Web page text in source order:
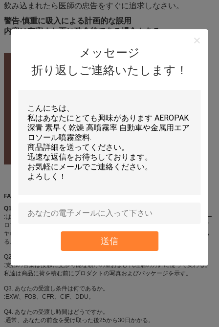
メッセージ
折り返しご連絡いたします！
送信
飲み込まれたら医師の忠告をすぐに追求しなさい。
警告-慎重に吸入による計画的な誤用
内容は有害また更に致命的である場合もある。
FAQ
Q1.
製造業者であるか。
:はい、私達はシンセンの私そっくりの良い化学薬品カーケア プロダクトのエー
ロゾル プロダクトの専門の製造業者、特に、Aeropakのスプレー式塗料、タイ
ヤのシーラーおよびインフレーター、空気塵払い、スプレーの接着剤、等であ
る。
Q2. あなたの支払い条件は何であるか。
:支払の言葉は接触に交渉可能な順序の量および代理店の方針に従って変わる。
私達は商品に荷を積む前にプロダクトの写真およびパッケージを示す。
Q3. あなたの受渡し条件は何であるか。
:EXW、FOB、CFR、CIF、DDU。
Q4. あなたの受渡し時間はどうですか。
:通常、あなたの前金を受け取った後25から30日かかる。